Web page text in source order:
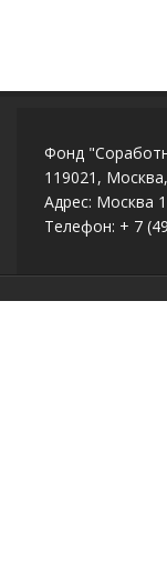
Фонд
119021,
Адрес: Москва
Телефон: + 7